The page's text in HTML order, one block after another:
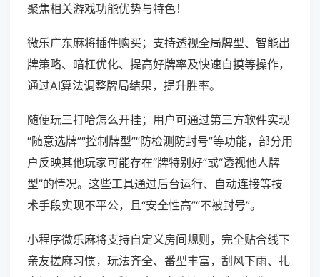
聚焦相关游戏功能优势与特色！
微乐广东麻将插件购买；支持透视全局牌型、智能出
牌策略、暗杠优化、提高好牌率及快速自摸等操作，
通过AI算法调整牌局结果，提升胜率。
随便玩三打哈怎么开挂；用户可通过第三方软件实现
“随意选牌”“控制牌型”“防检测防封号”等功能，部分用
户反映其他玩家可能存在“牌特别好”或“透视他人牌
型”的情况。这些工具通过后台运行、自动连接等技
术手段实现不平公，且“安全性高”“不被封号”。
小程序微乐麻将支持自定义房间规则，完全贴合线下
亲友搓麻习惯，玩法齐全、番型丰富，刮风下雨、扎